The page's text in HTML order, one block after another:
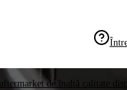
de înaltă calitate